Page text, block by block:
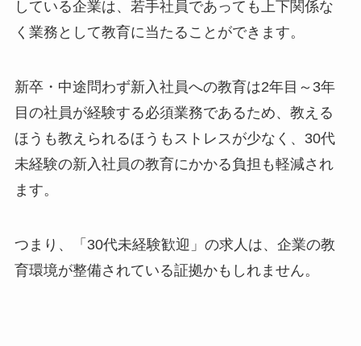
している企業は、若手社員であっても上下関係な
く業務として教育に当たることができます。
新卒・中途問わず新入社員への教育は2年目～3年
目の社員が経験する必須業務であるため、教える
ほうも教えられるほうもストレスが少なく、30代
未経験の新入社員の教育にかかる負担も軽減され
ます。
つまり、「30代未経験歓迎」の求人は、企業の教
育環境が整備されている証拠かもしれません。